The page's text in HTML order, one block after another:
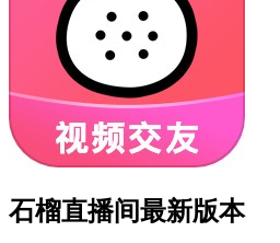
石榴直播间最新版本